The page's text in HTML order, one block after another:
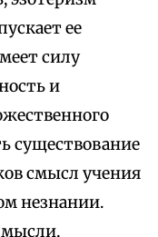
ее
силу
и
существование
смысл учения
незнании.
мысли,